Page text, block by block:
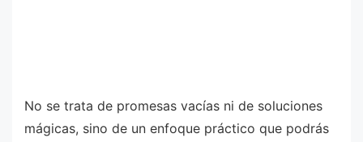
No se trata de promesas vacías ni de soluciones
mágicas, sino de un enfoque práctico que podrás